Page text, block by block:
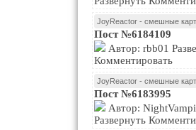
JoyReactor - смешные
Пост №6184109
Комментировать
JoyReactor - смешные
Пост №6183995
Развернуть